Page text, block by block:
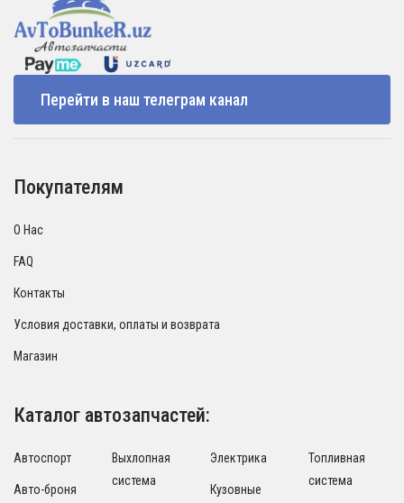
Перейти в наш телеграм канал
Покупателям
О Нас
FAQ
Контакты
Условия доставки, оплаты и возврата
Магазин
Каталог автозапчастей:
Автоспорт
Авто-броня
Выхлопная
система
Электрика
Кузовные
Топливная
система